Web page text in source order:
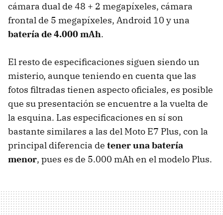
cámara dual de 48 + 2 megapíxeles, cámara
frontal de 5 megapíxeles, Android 10 y una
batería de 4.000 mAh.
El resto de especificaciones siguen siendo un
misterio, aunque teniendo en cuenta que las
fotos filtradas tienen aspecto oficiales, es posible
que su presentación se encuentre a la vuelta de
la esquina. Las especificaciones en sí son
bastante similares a las del Moto E7 Plus, con la
principal diferencia de tener una batería
menor, pues es de 5.000 mAh en el modelo Plus.